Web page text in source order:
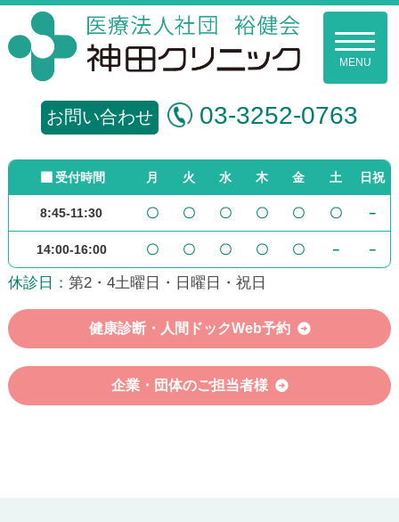
ン
ス
プ
会
神
田
ク
リ
ッ
お問い合わせ 03-3252-0763
休診日： 第2・4土曜日・日曜日・祝日
受付時間 月 火 水 木 金 土 日祝
8:45-11:30 〇 〇 〇 〇 〇 〇 －
14:00-16:00 〇 〇 〇 〇 〇 － －
健康診断・人間ドックWeb予約
企業・団体のご担当者様
メ
ニ
ュ